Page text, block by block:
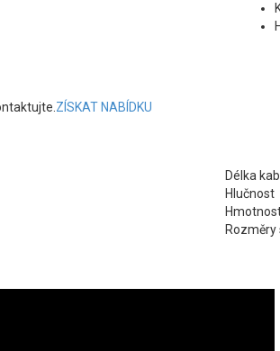
ZÍSKAT NABÍDKU
Délka
Hlučnost
Rozměry